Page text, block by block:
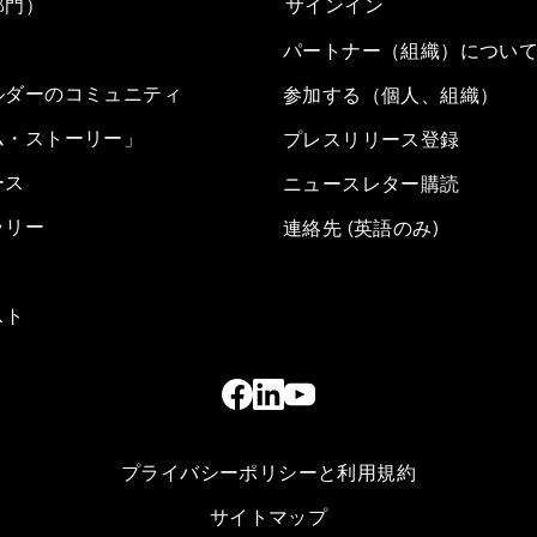
）
ーのコミュニティ
ストーリー」
リー
サインイン
パートナー（組織）につい
参加する（個人、組織）
プレスリリース登録
ニュースレター購読
連絡先 (英語のみ)
プライバシーポリシーと利用規約
サイトマップ